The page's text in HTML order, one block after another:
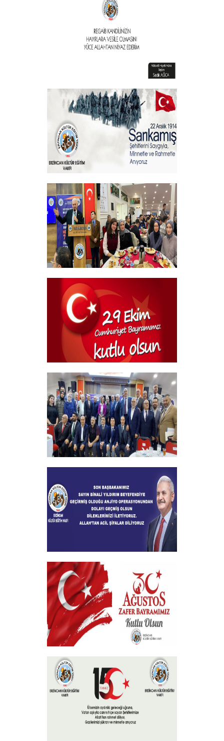
+
Vakıf Başkanımızdan Kandil mesajı
+
Sehitlerimizi Rahmetle Anıyoruz
+
Geleneksel Bursiyer öğrencilerimizle
kahvaltı Programı
+
29 Ekim Cumhuriyet Bayramı
+
2024-2025 Burs Toplantısında 7000
+
Geçmiş Olsun Mesajı
+
30 Ağustos Zafer Bayramı
+